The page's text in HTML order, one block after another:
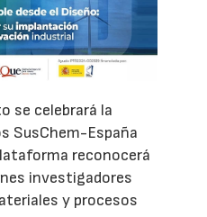
se celebrará la
SusChem-España
reconocerá
investigadores
y procesos